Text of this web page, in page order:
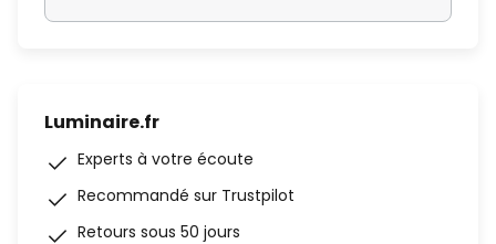
Luminaire.fr
Experts à votre écoute
Recommandé sur Trustpilot
Retours sous 50 jours